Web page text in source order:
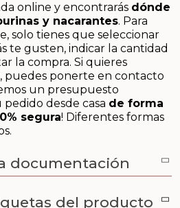
online y encontrarás dónde
y nacarantes. Para
solo tienes que seleccionar
te gusten, indicar la cantidad
la compra. Si quieres
puedes ponerte en contacto
un presupuesto
pedido desde casa de forma
segura! Diferentes formas
documentación
del producto